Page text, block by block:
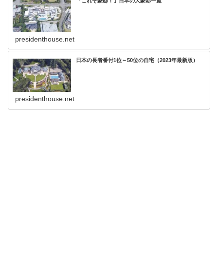
presidenthouse.net
日本の長者番付1位～50位の自宅（2023年最新版）
presidenthouse.net